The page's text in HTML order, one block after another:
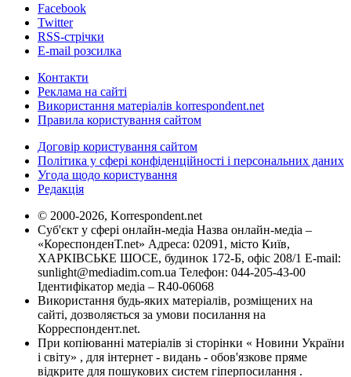
Facebook
Twitter
RSS-стрічки
E-mail розсилка
Контакти
Реклама на сайті
Використання матеріалів korrespondent.net
Правила користування сайтом
Договір користування сайтом
Політика у сфері конфіденційності і персональних даних
Угода щодо користування
Редакція
© 2000-2026, Korrespondent.net
Суб'єкт у сфері онлайн-медіа Назва онлайн-медіа –
«КореспонденТ.net» Адреса: 02091, місто Київ,
ХАРКІВСЬКЕ ШОСЕ, будинок 172-Б, офіс 208/1 E-mail:
sunlight@mediadim.com.ua Телефон: 044-205-43-00
Ідентифікатор медіа – R40-06068
Використання будь-яких матеріалів, розміщених на
сайті, дозволяється за умови посилання на
Корреспондент.net.
При копіюванні матеріалів зі сторінки « Новини України
і світу» , для інтернет - видань - обов'язкове пряме
відкрите для пошукових систем гіперпосилання .